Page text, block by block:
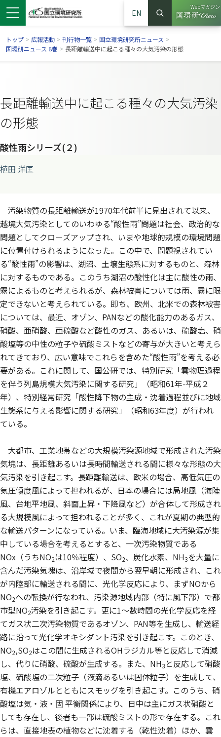
ウで開きます）
ンドウで開きます）
ウインドウで開きます）
EN
サイト内検索
検索
Webマガジン
（別ウイ
トップ > 広報活動 > 刊行物一覧 > 国立環境研究所ニュース >
国環研ニュース 8巻 > 長距離輸送中に起こる種々の大気汚染の形態
長距離輸送中に起こる種々の大気汚染
の形態
酸性雨シリーズ(２)
植田 洋匡
汚染物質の長距離輸送が1970年代前半に見出されて以来、
越境大気汚染としてのいわゆる“酸性雨”問題は社会、政治的な
問題としてクローズアップされ、いまや地球的規模の環境問題
に位置付けられるようになった。この中で、問題視されてい
る“酸性雨”の影響は、湖沼、土壌生態系に対するものと、森林
に対するものである。このうち湖沼の酸性化は主に酸性の雨、
霧によるものと考えられるが、森林被害については雨、霧に限
定できないと考えられている。即ち、欧州、北米での森林被害
については、最近、オゾン、PANなどの酸化能力のあるガス、
硝酸、亜硝酸、亜硫酸など酸性のガス、あるいは、硫酸塩、硝
酸塩等の中性の粒子や硫酸ミストなどの寄与が大きいと考えら
れてきており、広い意味でこれらを含めた“酸性雨”を考える必
要がある。これに関して、国公研では、特別研究「雲物理過程
を伴う列島規模大気汚染に関する研究」（昭和61年-平成２
年）、特別経常研究「酸性降下物の主成・沈着過程並びに地域
生態系に与える影響に関する研究」（昭和63年度）が行われ
ている。
大都市、工業地帯などの大規模汚染源地域で形成された汚染
気塊は、長距離あるいは長時間輸送される間に様々な形態の大
気汚染を引き起こす。長距離輸送は、欧米の場合、高低気圧の
気圧傾度風によって担われるが、日本の場合には局地風（海陸
風、台地平地風、斜面上昇・下降風など）が合体して形成され
る大規模風によって担われることが多く、これが夏期の典型的
な輸送パターンになっている。いま、臨海地域に大汚染源が集
中している場合を考えるとすると、一次汚染物質である
NOx（うちNO2は10％程度）、SO2、炭化水素、NH3を大量に
含んだ汚染気塊は、沿岸域で夜間から翌早朝に形成され、これ
が内陸部に輸送される間に、光化学反応により、まずNOから
NO2への転換が行なわれ、汚染源地域内部（特に風下部）で都
市型NO2汚染を引き起こす。更に1〜数時間の光化学反応を経
てガス状二次汚染物質であるオゾン、PAN等を生成し、輸送経
路に沿って光化学オキシダント汚染を引き起こす。このとき、
NO2,SO2はこの間に生成されるOHラジカル等と反応して消滅
し、代りに硝酸、硫酸が生成する。また、NH3 と反応して硝酸
塩、硫酸塩の二次粒子（液滴あるいは固体粒子）を生成して、
有機エアロゾルとともにスモッグを引き起こす。このうち、硝
酸塩は気・液・固 平衡関係により、日中は主にガス状硝酸と
しても存在し、後者も一部は硫酸ミストの形で存在する。これ
らは、直接地表の植物などに沈着する（乾性沈着）ほか、雲